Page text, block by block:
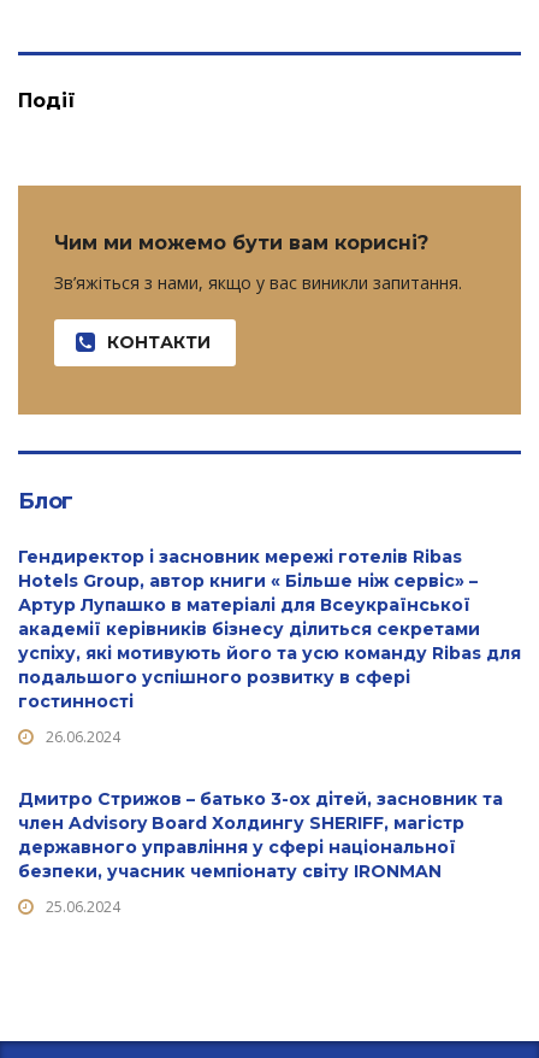
Події
Чим ми можемо бути вам корисні?
Зв’яжіться з нами, якщо у вас виникли запитання.
КОНТАКТИ
Блог
Гендиректор і засновник мережі готелів Ribas
Hotels Group, автор книги « Більше ніж сервіс» –
Артур Лупашко в матеріалі для Всеукраїнської
академії керівників бізнесу ділиться секретами
успіху, які мотивують його та усю команду Ribas для
подальшого успішного розвитку в сфері
гостинності
26.06.2024
Дмитро Стрижов – батько 3-ох дітей, засновник та
член Advisory Board Холдингу SHERIFF, магістр
державного управління у сфері національної
безпеки, учасник чемпіонату світу IRONMAN
25.06.2024